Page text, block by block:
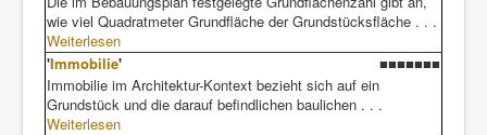
wie viel Quadratmeter Grundfläche der Grundstücksfläche . . .
Weiterlesen
'Immobilie'
■■■■■■■
Immobilie im Architektur-Kontext bezieht sich auf ein
Grundstück und die darauf befindlichen baulichen . . .
Weiterlesen